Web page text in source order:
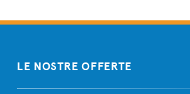
LE NOSTRE OFFERTE